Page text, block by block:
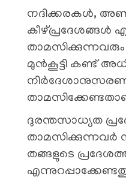
നദിക്കരകൾ,
കീഴ്പ്രദേശങ്ങൾ
മുൻകൂട്ടി കണ്ട്
ദുരന്തസാധ്യത
താമസിക്കുന്നവർ
തങ്ങളുടെ